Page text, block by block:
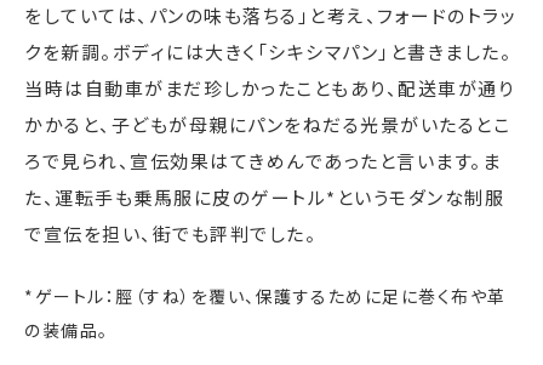
をしていては、パンの味も落ちる」と考え、フォードのトラッ
クを新調。ボディには大きく「シキシマパン」と書きました。
当時は自動車がまだ珍しかったこともあり、配送車が通り
かかると、子どもが母親にパンをねだる光景がいたるとこ
ろで見られ、宣伝効果はてきめんであったと言います。ま
た、運転手も乗馬服に皮のゲートル*というモダンな制服
で宣伝を担い、街でも評判でした。
*ゲートル：脛（すね）を覆い、保護するために足に巻く布や革
の装備品。